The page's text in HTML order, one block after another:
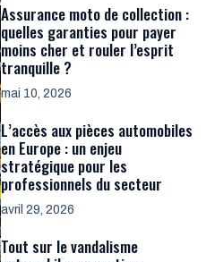
Assurance moto de collection :
quelles garanties pour payer
moins cher et rouler l’esprit
tranquille ?
mai 10, 2026
L’accès aux pièces automobiles
en Europe : un enjeu
stratégique pour les
professionnels du secteur
avril 29, 2026
Tout sur le vandalisme